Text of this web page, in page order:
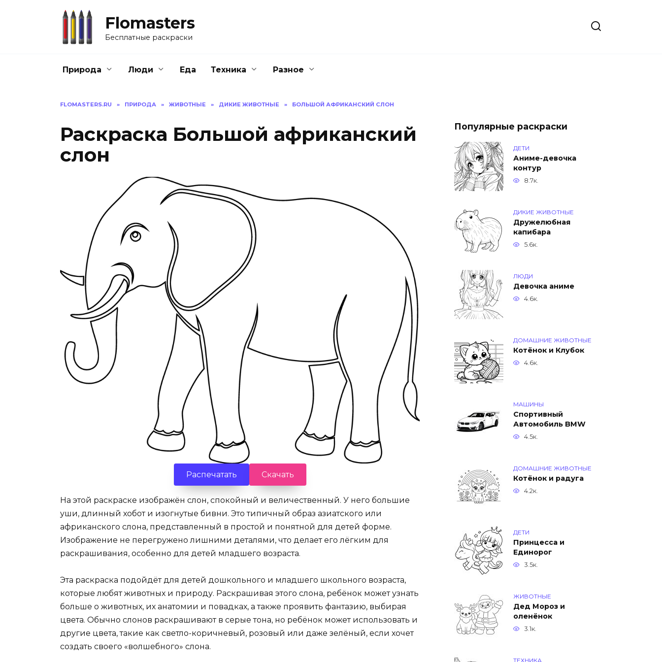
Flomasters
Бесплатные раскраски
Природа Люди Еда Техника Разное
FLOMASTERS.RU » ПРИРОДА » ЖИВОТНЫЕ » ДИКИЕ ЖИВОТНЫЕ » БОЛЬШОЙ АФРИКАНСКИЙ СЛОН
Раскраска Большой африканский
слон
Распечатать Скачать
На этой раскраске изображён слон, спокойный и величественный. У него большие
уши, длинный хобот и изогнутые бивни. Это типичный образ азиатского или
африканского слона, представленный в простой и понятной для детей форме.
Изображение не перегружено лишними деталями, что делает его лёгким для
раскрашивания, особенно для детей младшего возраста.
Эта раскраска подойдёт для детей дошкольного и младшего школьного возраста,
которые любят животных и природу. Раскрашивая этого слона, ребёнок может узнать
больше о животных, их анатомии и повадках, а также проявить фантазию, выбирая
цвета. Обычно слонов раскрашивают в серые тона, но ребёнок может использовать и
другие цвета, такие как светло-коричневый, розовый или даже зелёный, если хочет
создать своего «волшебного» слона.
Популярные раскраски
ДЕТИ
Аниме-девочка
контур
8.7к.
ДИКИЕ ЖИВОТНЫЕ
Дружелюбная
капибара
5.6к.
ЛЮДИ
Девочка аниме
4.6к.
ДОМАШНИЕ ЖИВОТНЫЕ
Котёнок и Клубок
4.6к.
МАШИНЫ
Спортивный
Автомобиль BMW
4.5к.
ДОМАШНИЕ ЖИВОТНЫЕ
Котёнок и радуга
4.2к.
ДЕТИ
Принцесса и
Единорог
3.5к.
ЖИВОТНЫЕ
Дед Мороз и
оленёнок
3.1к.
ТЕХНИКА